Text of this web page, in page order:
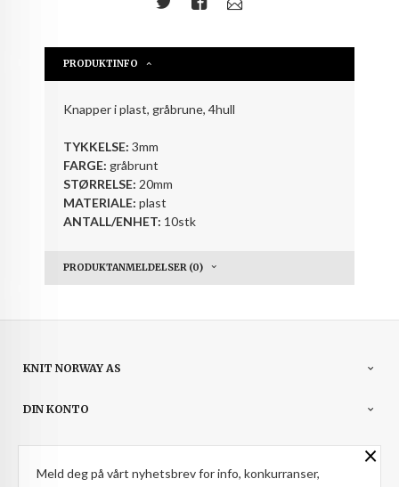
PRODUKTINFO
Knapper i plast, gråbrune, 4hull
TYKKELSE:3mm
FARGE: gråbrunt
STØRRELSE: 20mm
MATERIALE: plast
ANTALL/ENHET: 10stk
PRODUKTANMELDELSER (0)
KNIT NORWAY AS
DIN KONTO
NYHETSBREV ×
Meld deg på vårt nyhetsbrev for info, konkurranser,